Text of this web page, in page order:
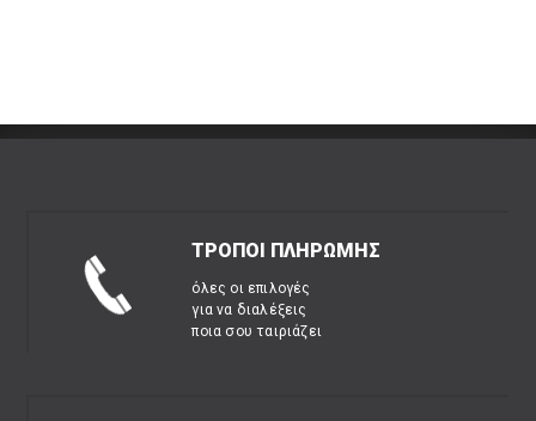
ΤΡΟΠΟΙ ΠΛΗΡΩΜΗΣ
όλες οι επιλογές
για να διαλέξεις
ποια σου ταιριάζει